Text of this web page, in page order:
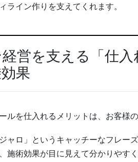
ライン作りを支えてくれます。
営を支える「仕
果
ルを仕入れるメリットは、お客様
ジャロ」というキャッチーなフレ
施術効果が目に見えて分かりやすく